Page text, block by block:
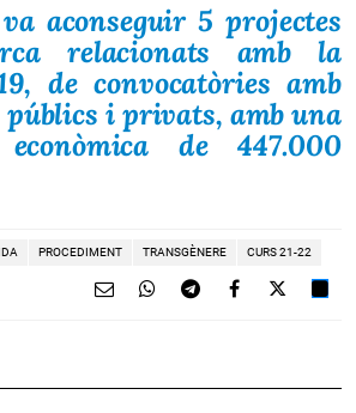
aconseguir 5 projectes
relacionats amb la
de convocatòries amb
públics i privats, amb una
de 447.000
PROCEDIMENT TRANSGÈNERE CURS 21-22